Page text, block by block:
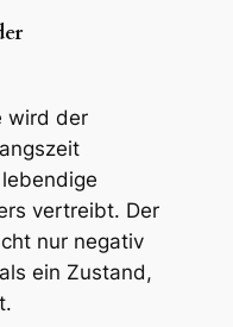
wird der
vertreibt. Der
nur negativ
ein Zustand,